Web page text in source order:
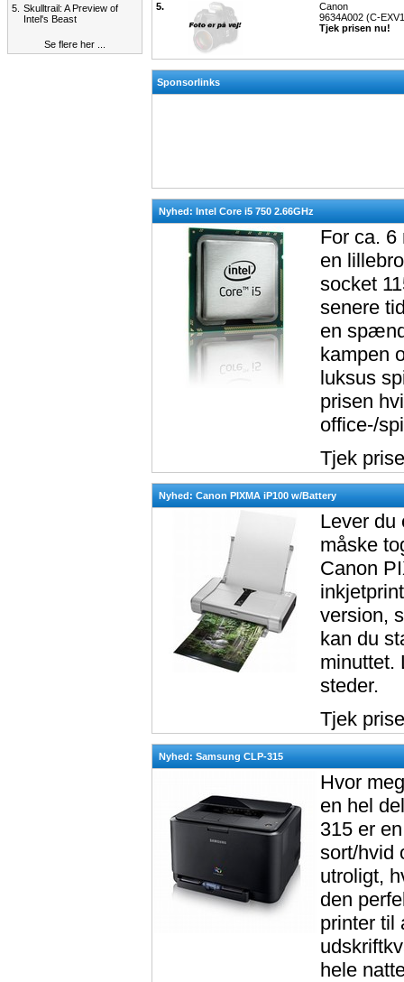
5. Skulltrail: A Preview of
Intel's Beast
Se flere her ...
5.
Canon
9634A002 (C-
Tjek prisen nu!
Sponsorlinks
Nyhed: Intel Core i5 750 2.66GHz
For ca. 6
en
socket
senere
en
kampen
luksus
prisen
office-/
Tjek
Nyhed: Canon PIXMA iP100 w/Battery
Lever du
måske
Canon
version,
kan du
minuttet.
steder.
Tjek
Nyhed: Samsung CLP-315
Hvor
en hel
315 er
sort/hvid
utroligt,
den
printer til
hele